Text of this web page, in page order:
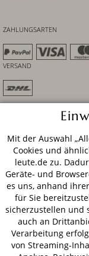
ZAHLUNGSARTEN
VERSAND
* Alle Preise inkl.
Mit der Auswahl
Cookies und
leute.de zu.
Geräte- und
es uns, anhand
für Sie
sicherzustellen und
auch an
Verarbeitung
von Streaming-